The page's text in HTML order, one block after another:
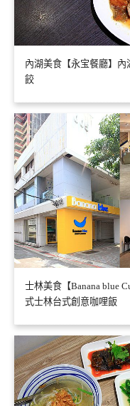
內湖美食【永宝餐廳】
餃
士林美食【Banana blue
式士林台式創意咖哩飯